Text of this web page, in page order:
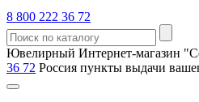
8 800 222 36 72
Ювелирный Интернет-магазин
36 72 Россия пункты выдачи